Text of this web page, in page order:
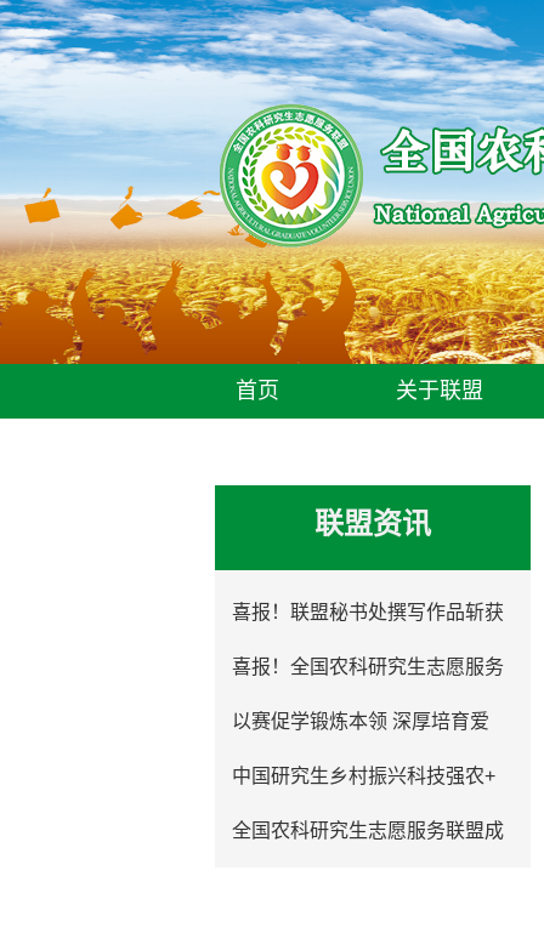
首页 关于联盟
联盟资讯
喜报！联盟秘书处撰写作品斩获
喜报！全国农科研究生志愿服务
以赛促学锻炼本领 深厚培育爱
中国研究生乡村振兴科技强农+
全国农科研究生志愿服务联盟成